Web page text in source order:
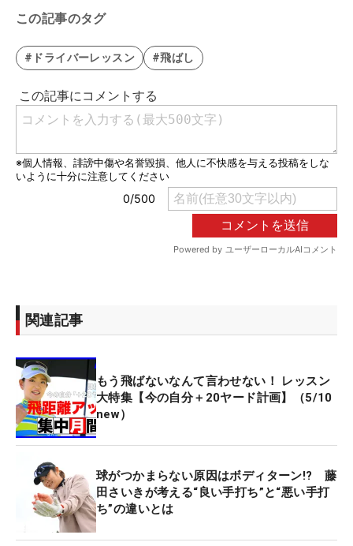
この記事のタグ
#ドライバーレッスン #飛ばし
関連記事
もう飛ばないなんて言わせない！ レッスン
大特集【今の自分＋20ヤード計画】（5/10
new）
球がつかまらない原因はボディターン!? 藤
田さいきが考える“良い手打ち”と“悪い手打
ち”の違いとは